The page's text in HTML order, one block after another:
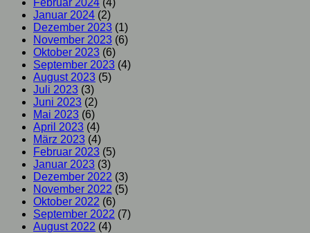
Februar 2024 (4)
Januar 2024 (2)
Dezember 2023 (1)
November 2023 (6)
Oktober 2023 (6)
September 2023 (4)
August 2023 (5)
Juli 2023 (3)
Juni 2023 (2)
Mai 2023 (6)
April 2023 (4)
März 2023 (4)
Februar 2023 (5)
Januar 2023 (3)
Dezember 2022 (3)
November 2022 (5)
Oktober 2022 (6)
September 2022 (7)
August 2022 (4)